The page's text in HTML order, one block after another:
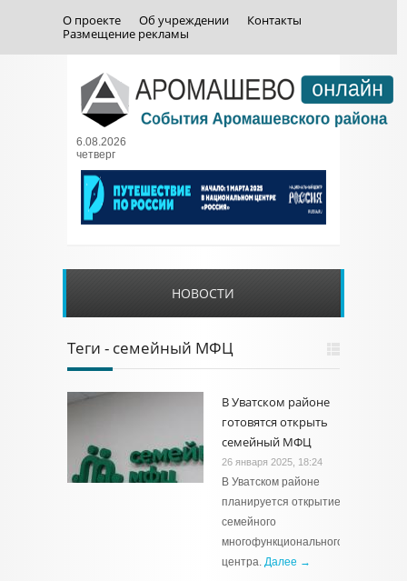
О проекте Об учреждении
Контакты
Размещение рекламы
6.08.2026
четверг
НОВОСТИ
Теги - семейный МФЦ
В Уватском районе
готовятся открыть
семейный МФЦ
26 января 2025, 18:24
В Уватском районе
планируется открытие
семейного
многофункционального
центра. Далее →